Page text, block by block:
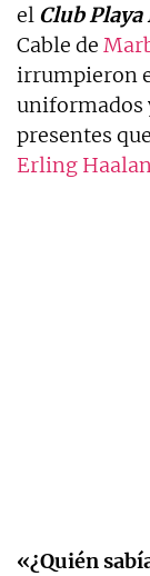
el Club Playa
Cable de
irrumpieron
uniformados
presentes
Erling
«¿Quién